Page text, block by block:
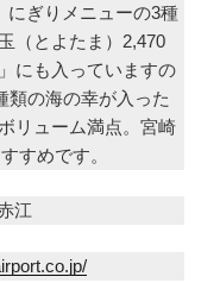
にぎりメニューの3種
（とよたま）2,470
にも入っていますの
類の海の幸が入った
リューム満点。宮崎
すめです。
江